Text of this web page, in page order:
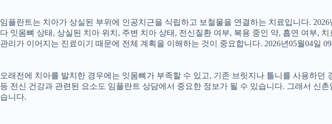
임플란트는 치아가 상실된 부위에 인공치근을 식립하고 보철물을 연결하는 치료입니다.
다 잇몸뼈 상태, 상실된 치아 위치, 주변 치아 상태, 전신질환 여부, 복용 중인 약, 흡연 여부,
관리가 이어지는 진료이기 때문에 전체 계획을 이해하는 것이 중요합니다. 2026년05월04일
오래전에 치아를 발치한 경우에는 잇몸뼈가 부족할 수 있고, 기존 브릿지나 틀니를 사용하
등 전신 건강과 관련된 요소도 임플란트 상담에서 중요한 정보가 될 수 있습니다. 그래서 신
습니다.